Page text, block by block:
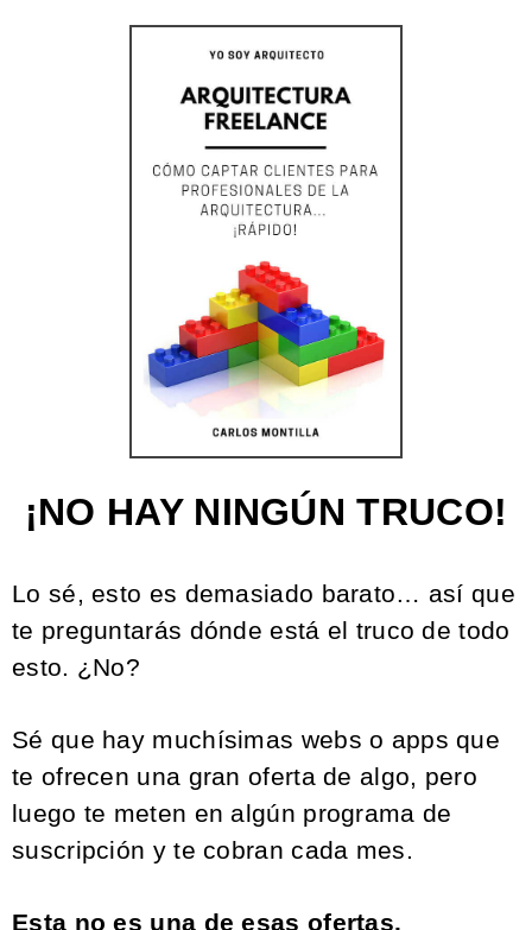
¡NO HAY NINGÚN TRUCO!
Lo sé, esto es demasiado barato… así que
te preguntarás dónde está el truco de todo
esto. ¿No?
Sé que hay muchísimas webs o apps que
te ofrecen una gran oferta de algo, pero
luego te meten en algún programa de
suscripción y te cobran cada mes.
Esta no es una de esas ofertas.